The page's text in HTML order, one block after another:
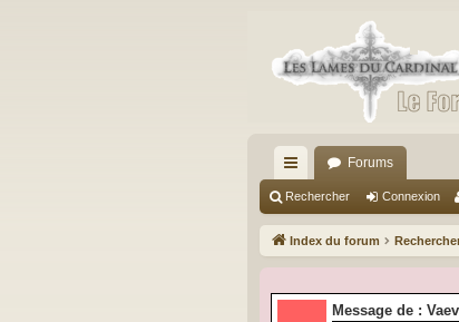
cc
ès
pi
Forums
Rechercher Connexion
Index du forum
Message de :